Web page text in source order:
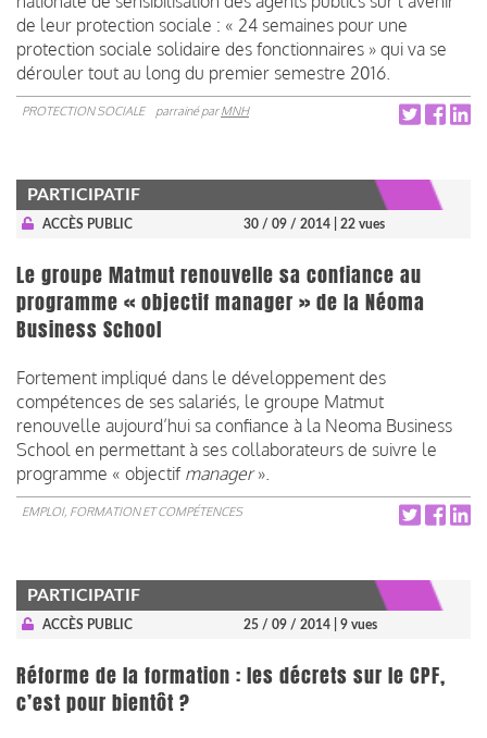
de leur protection sociale : « 24 semaines pour une
protection sociale solidaire des fonctionnaires » qui va se
dérouler tout au long du premier semestre 2016.
PROTECTION SOCIALE parrainé parMNH
PARTICIPATIF
ACCÈS PUBLIC 30 / 09 / 2014 | 22 vues
Le groupe Matmut renouvelle sa confiance au
programme « objectif manager » de la Néoma
Business School
Fortement impliqué dans le développement des
compétences de ses salariés, le groupe Matmut
renouvelle aujourd’hui sa confiance à la Neoma Business
School en permettant à ses collaborateurs de suivre le
programme « objectif manager».
EMPLOI, FORMATION ET COMPÉTENCES
PARTICIPATIF
ACCÈS PUBLIC 25 / 09 / 2014 | 9 vues
Réforme de la formation : les décrets sur le CPF,
c’est pour bientôt ?